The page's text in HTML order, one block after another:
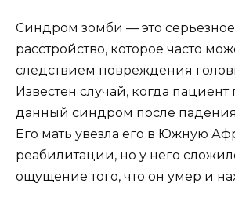
Синдром зомби — это
расстройство, которое часто
следствием повреждения
Известен случай, когда
данный синдром после
Его мать увезла его в Южную
реабилитации, но у него
ощущение того, что он умер и